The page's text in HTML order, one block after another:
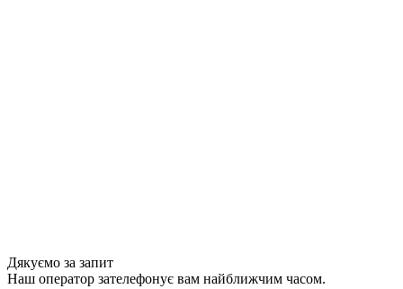
Дякуємо за запит
Наш оператор зателефонує вам найближчим часом.